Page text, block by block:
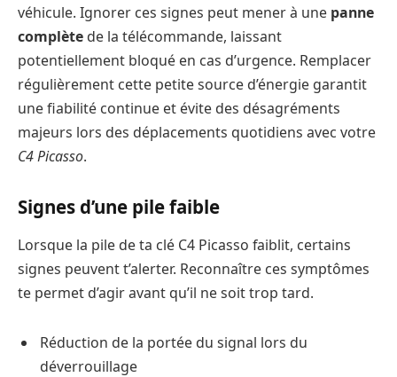
véhicule. Ignorer ces signes peut mener à une panne
complète de la télécommande, laissant
potentiellement bloqué en cas d’urgence. Remplacer
régulièrement cette petite source d’énergie garantit
une fiabilité continue et évite des désagréments
majeurs lors des déplacements quotidiens avec votre
C4 Picasso.
Signes d’une pile faible
Lorsque la pile de ta clé C4 Picasso faiblit, certains
signes peuvent t’alerter. Reconnaître ces symptômes
te permet d’agir avant qu’il ne soit trop tard.
Réduction de la portée du signal lors du
déverrouillage